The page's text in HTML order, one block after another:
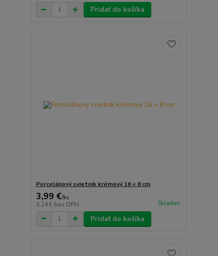
Pridať do košíka
Porcelánový svietnik krémový 16 × 8 cm
3,99 €/ks
3,24 € bez DPH Skladom
Pridať do košíka